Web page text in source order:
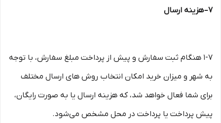
۷– هزینه ارسال
۱-۷ هنگام ثبت سفارش و پیش از پرداخت مبلغ سفارش، با توجه
به شهر و میزان خرید امکان انتخاب روش های ارسال مختلف
برای شما فعال خواهد شد، که هزینه ارسال یا به صورت رایگان،
پیش پرداخت یا پرداخت در محل مشخص می‌شود.